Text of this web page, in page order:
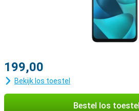
199,00
Bekijk los toestel
Bestel los toestel